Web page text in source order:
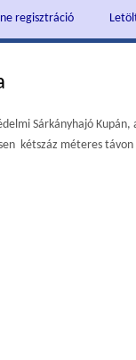
regisztráció
Sárkányhajó
kétszáz méteres